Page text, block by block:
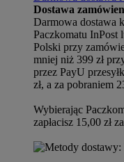
Dostawa
Darmowa dostawa
Paczkomatu
Polski przy
mniej niż 399 zł
przez PayU
zł, a za pobraniem
Wybierając
zapłacisz 15,00 zł